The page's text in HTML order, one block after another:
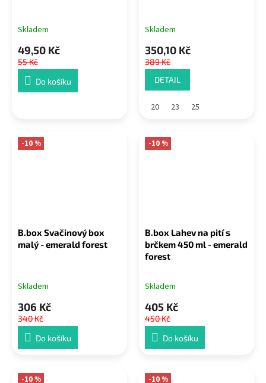
Skladem
49,50 Kč
55 Kč
Do košíku
Skladem
350,10 Kč
389 Kč
DETAIL
20 23 25
-10 %
B.box Svačinový box
malý - emerald forest
Skladem
306 Kč
340 Kč
Do košíku
-10 %
B.box Lahev na pití s
brčkem 450 ml - emerald
forest
Skladem
405 Kč
450 Kč
Do košíku
-10 % -10 %